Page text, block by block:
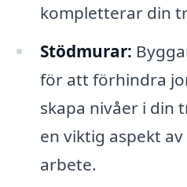
kompletterar din
Stödmurar:
för att förhindra
skapa nivåer i din
en viktig aspekt
arbete.